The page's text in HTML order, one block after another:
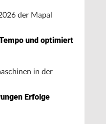
der Mapal
und optimiert
in der
Erfolge